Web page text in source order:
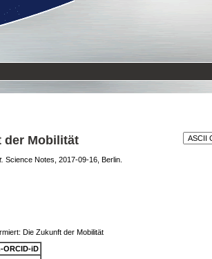
der Mobilität
Science Notes, 2017-09-16, Berlin.
Die Zukunft der Mobilität
ORCID-iD